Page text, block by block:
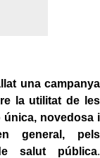
una campanya
la utilitat de les
única, novedosa i
general, pels
salut pública.